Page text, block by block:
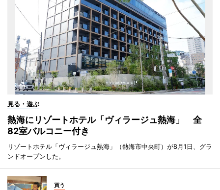
見る・遊ぶ
熱海にリゾートホテル「ヴィラージュ熱海」 全
82室バルコニー付き
リゾートホテル「ヴィラージュ熱海」（熱海市中央町）が8月1日、グラ
ンドオープンした。
買う